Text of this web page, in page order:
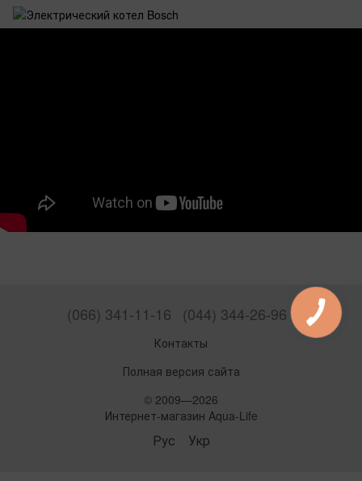
(066) 341-11-16 (044) 344-26-96
Контакты
Полная версия сайта
© 2009—2026
Интернет-магазин Aqua-Life
Рус Укр